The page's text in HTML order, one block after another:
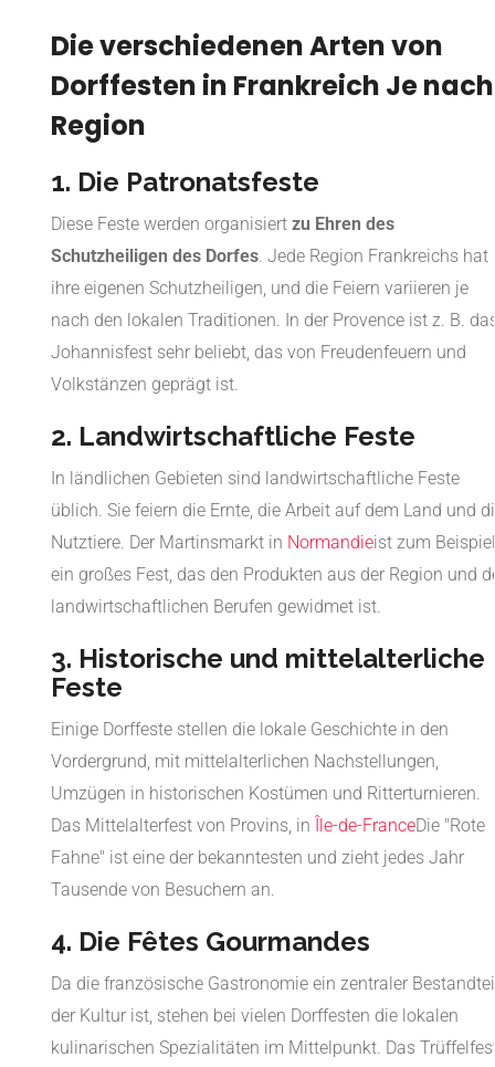
Die verschiedenen Arten von
Dorffesten in Frankreich Je nach
Region
1. Die Patronatsfeste
Diese Feste werden organisiert zu Ehren des
Schutzheiligen des Dorfes . Jede Region Frankreichs hat
ihre eigenen Schutzheiligen, und die Feiern variieren je
nach den lokalen Traditionen. In der Provence ist z. B.
Johannisfest sehr beliebt, das von Freudenfeuern und
Volkstänzen geprägt ist.
2. Landwirtschaftliche Feste
In ländlichen Gebieten sind landwirtschaftliche Feste
üblich. Sie feiern die Ernte, die Arbeit auf dem Land und
Nutztiere. Der Martinsmarkt in Normandieist zum Beispiel
ein großes Fest, das den Produkten aus der Region und
landwirtschaftlichen Berufen gewidmet ist.
3. Historische und mittelalterliche
Feste
Einige Dorffeste stellen die lokale Geschichte in den
Vordergrund, mit mittelalterlichen Nachstellungen,
Umzügen in historischen Kostümen und Ritterturnieren.
Das Mittelalterfest von Provins, in Île-de-FranceDie "Rote
Fahne" ist eine der bekanntesten und zieht jedes Jahr
Tausende von Besuchern an.
4. Die Fêtes Gourmandes
Da die französische Gastronomie ein zentraler
der Kultur ist, stehen bei vielen Dorffesten die lokalen
kulinarischen Spezialitäten im Mittelpunkt. Das